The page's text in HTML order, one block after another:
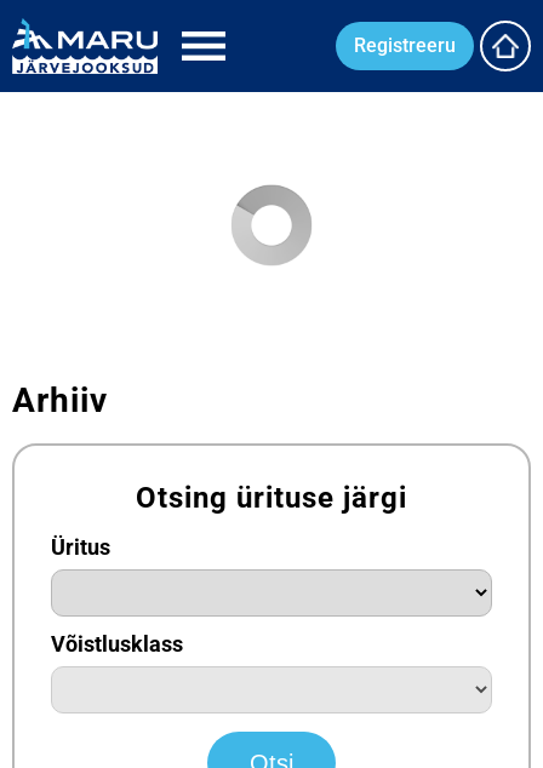
Registreeru
Arhiiv
Otsing ürituse järgi
Üritus
Võistlusklass